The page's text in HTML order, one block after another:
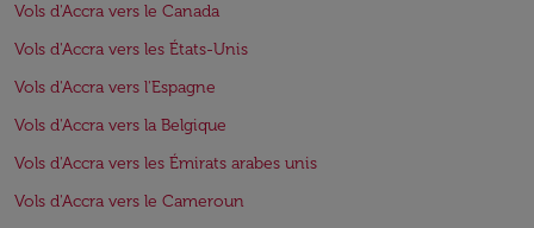
Vols d'Accra vers le Canada
Vols d'Accra vers les États-Unis
Vols d'Accra vers l'Espagne
Vols d'Accra vers la Belgique
Vols d'Accra vers les Émirats arabes unis
Vols d'Accra vers le Cameroun